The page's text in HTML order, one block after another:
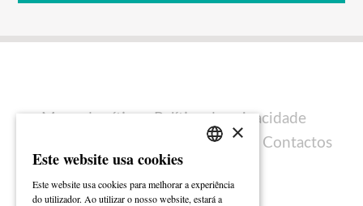
Mapa do sítio
Política de privacidade
Ficha técnica Contactos
ENGLISH
×
Este website usa cookies
Este website usa cookies para melhorar a experiência
do utilizador. Ao utilizar o nosso website, estará a